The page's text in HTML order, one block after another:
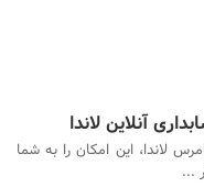
آنلاین لاندا
لاندا، این امکان را به شما
...